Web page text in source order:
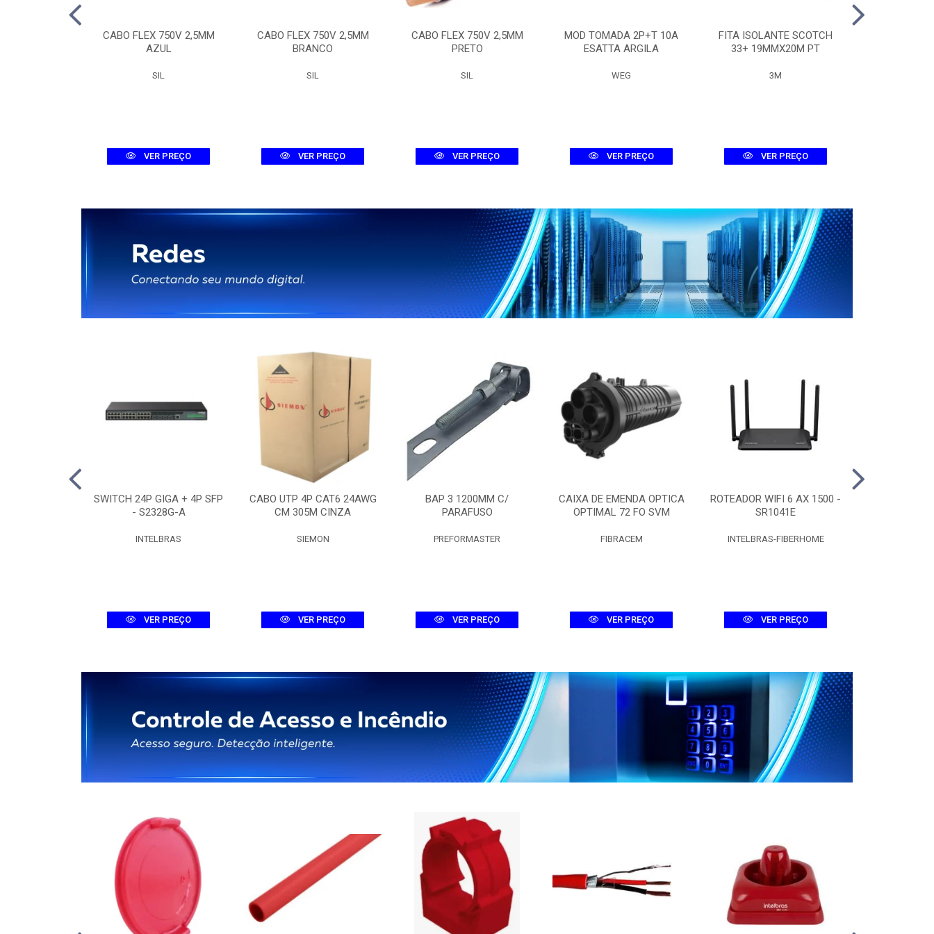
CABO FLEX 750V 2,5MM
AZUL
SIL
VER PREÇO
CABO FLEX 750V 2,5MM
BRANCO
SIL
VER PREÇO
CABO FLEX 750V 2,5MM
PRETO
SIL
VER PREÇO
MOD TOMADA 2P+T 10A
ESATTA ARGILA
WEG
VER PREÇO
FITA ISOLANTE SCOTCH
33+ 19MMX20M PT
3M
VER PREÇO
SWITCH 24P GIGA + 4P SFP
- S2328G-A
INTELBRAS
VER PREÇO
CABO UTP 4P CAT6 24AWG
CM 305M CINZA
SIEMON
VER PREÇO
BAP 3 1200MM C/
PARAFUSO
PREFORMASTER
VER PREÇO
CAIXA DE EMENDA OPTICA
OPTIMAL 72 FO SVM
FIBRACEM
VER PREÇO
ROTEADOR WIFI 6 AX 1500 -
SR1041E
INTELBRAS-FIBERHOME
VER PREÇO